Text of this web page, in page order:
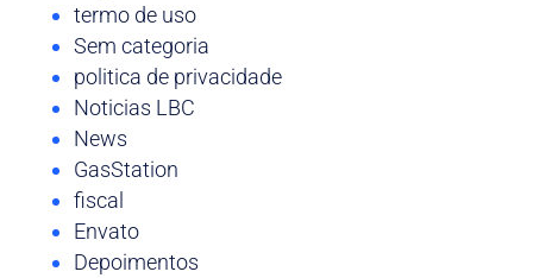
termo de uso
Sem categoria
politica de privacidade
Noticias LBC
News
GasStation
fiscal
Envato
Depoimentos